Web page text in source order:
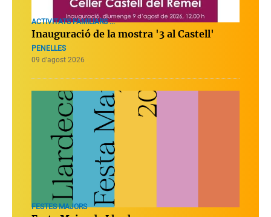
ACTIVITATS FAMILIARS ...
Inauguració de la mostra '3 al Castell'
PENELLES
09 d’agost 2026
FESTES MAJORS